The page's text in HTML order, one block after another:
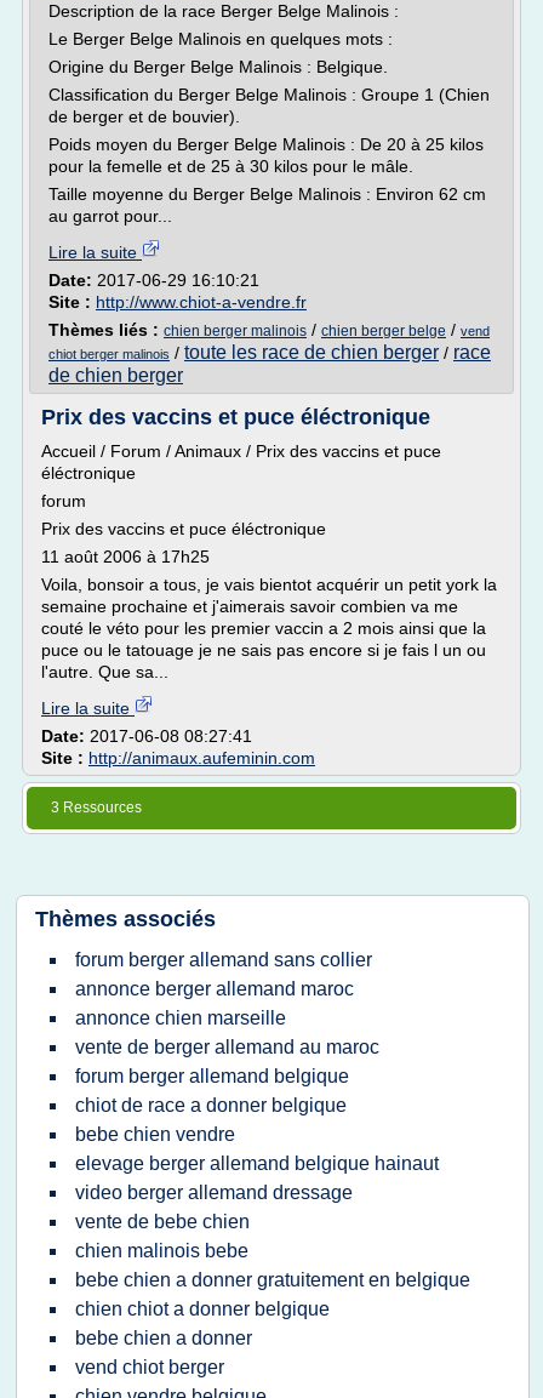
Description de la race Berger Belge Malinois :
Le Berger Belge Malinois en quelques mots :
Origine du Berger Belge Malinois : Belgique.
Classification du Berger Belge Malinois : Groupe 1 (Chien
de berger et de bouvier).
Poids moyen du Berger Belge Malinois : De 20 à 25 kilos
pour la femelle et de 25 à 30 kilos pour le mâle.
Taille moyenne du Berger Belge Malinois : Environ 62 cm
au garrot pour...
Lire la suite
Date: 2017-06-29 16:10:21
Site : http://www.chiot-a-vendre.fr
Thèmes liés : chien berger malinois / chien berger belge / vend
chiot berger malinois / toute les race de chien berger / race
de chien berger
Prix des vaccins et puce éléctronique
Accueil / Forum / Animaux / Prix des vaccins et puce
éléctronique
forum
Prix des vaccins et puce éléctronique
11 août 2006 à 17h25
Voila, bonsoir a tous, je vais bientot acquérir un petit york la
semaine prochaine et j'aimerais savoir combien va me
couté le véto pour les premier vaccin a 2 mois ainsi que la
puce ou le tatouage je ne sais pas encore si je fais l un ou
l'autre. Que sa...
Lire la suite
Date: 2017-06-08 08:27:41
Site : http://animaux.aufeminin.com
3 Ressources
Thèmes associés
forum berger allemand sans collier
annonce berger allemand maroc
annonce chien marseille
vente de berger allemand au maroc
forum berger allemand belgique
chiot de race a donner belgique
bebe chien vendre
elevage berger allemand belgique hainaut
video berger allemand dressage
vente de bebe chien
chien malinois bebe
bebe chien a donner gratuitement en belgique
chien chiot a donner belgique
bebe chien a donner
vend chiot berger